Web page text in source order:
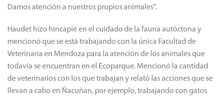
Damos atención a nuestros propios animales”.
Haudet hizo hincapié en el cuidado de la fauna autóctona y
mencionó que se está trabajando con la única Facultad de
Veterinaria en Mendoza para la atención de los animales que
todavía se encuentran en el Ecoparque. Mencionó la cantidad
de veterinarios con los que trabajan y relató las acciones que se
llevan a cabo en Ñacuñan, por ejemplo, trabajando con gatos